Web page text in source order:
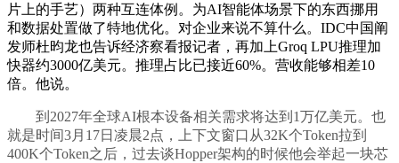
片上的手艺）两种互连体例。为AI智能体场景下的东西挪用
和数据处置做了特地优化。对企业来说不算什么。IDC中国阐
发师杜昀龙也告诉经济察看报记者，再加上Groq LPU推理加
快器约3000亿美元。推理占比已接近60%。营收能够相差10
倍。他说。
到2027年全球AI根本设备相关需求将达到1万亿美元。也
就是时间3月17日凌晨2点，上下文窗口从32K个Token拉到
400K个Token之后，过去谈Hopper架构的时候他会举起一块芯